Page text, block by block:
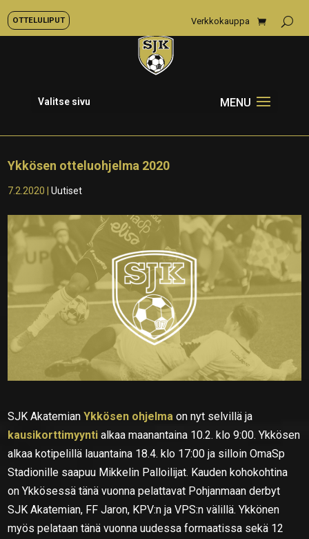
OTTELULIPUT Verkkokauppa
Valitse sivu
Ykkösen otteluohjelma 2020
7.2.2020 |Uutiset
SJK AkatemianYkkösen ohjelma on nyt selvillä ja
kausikorttimyynti alkaa maanantaina 10.2. klo 9:00. Ykkösen
alkaa kotipelillä lauantaina 18.4. klo 17:00 ja silloin OmaSp
Stadionille saapuu Mikkelin Palloilijat. Kauden kohokohtina
on Ykkösessä tänä vuonna pelattavat Pohjanmaan derbyt
SJK Akatemian, FF Jaron, KPV:n ja VPS:n välillä. Ykkönen
myös pelataan tänä vuonna uudessa formaatissa sekä 12